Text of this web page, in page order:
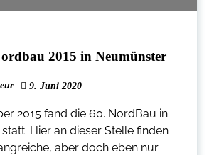
2015 in Neumünster
9. Juni 2020
2015 fand die 60. NordBau in
Hier an dieser Stelle finden
aber doch eben nur